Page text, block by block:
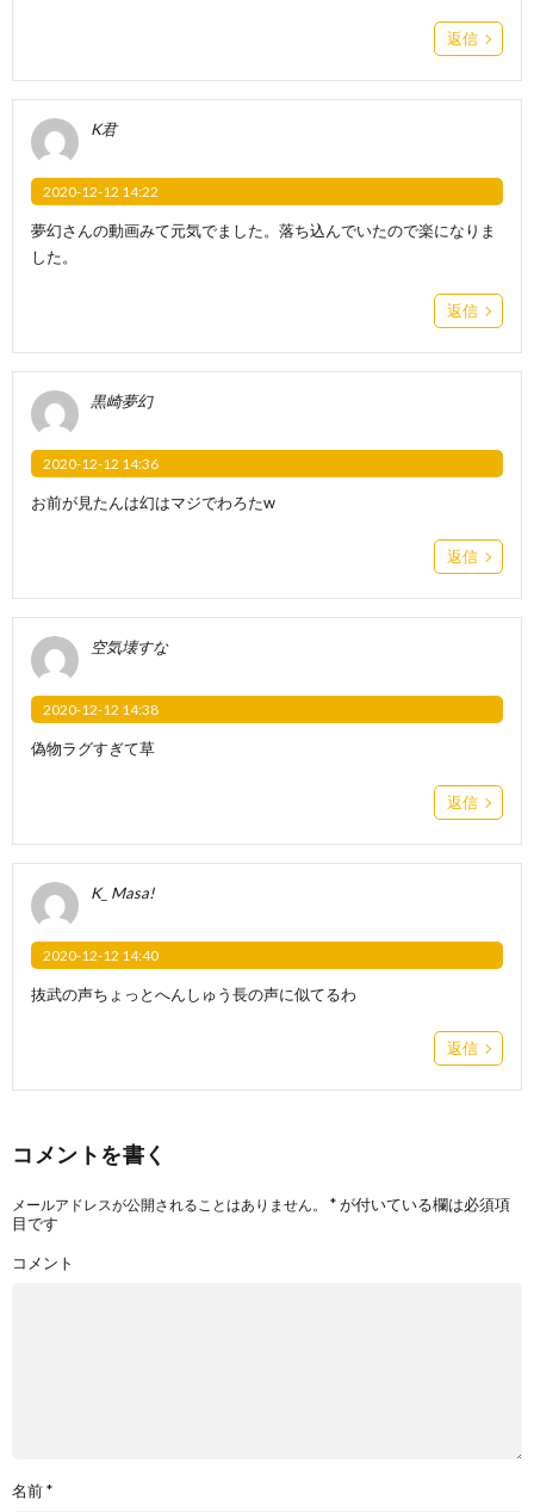
返信
K君
2020-12-12 14:22
夢幻さんの動画みて元気でました。落ち込んでいたので楽になりま
した。
返信
黒崎夢幻
2020-12-12 14:36
お前が見たんは幻はマジでわろたw
返信
空気壊すな
2020-12-12 14:38
偽物ラグすぎて草
返信
K_ Masa!
2020-12-12 14:40
抜武の声ちょっとへんしゅう長の声に似てるわ
返信
コメントを書く
メールアドレスが公開されることはありません。 *が付いている欄は必須項
目です
コメント
名前*